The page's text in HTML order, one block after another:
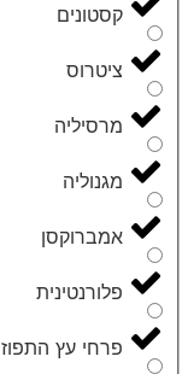
קסטונים
ציטרוס
מרסיליה
מגנוליה
אמברוקסן
פלורנטינית
פרחי עץ התפוז